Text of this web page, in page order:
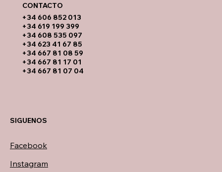
​+34 606 852 013
+34 619 199 399
​+34 608 535 097
+34 623 41 67 85
+34 667 81 08 59
+34 667 81 17 01
+34 667 81 07 04
CONTACTO​
SIGUENOS
Facebook
Instagram